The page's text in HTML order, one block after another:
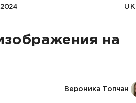
UK
на
Вероника Топчан